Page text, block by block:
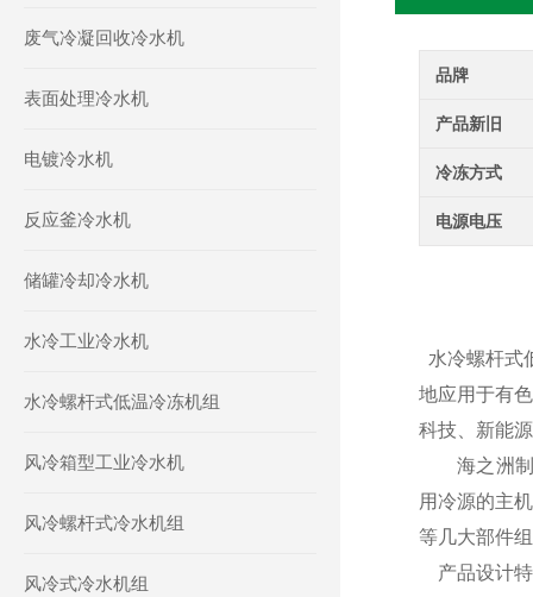
废气冷凝回收冷水机
表面处理冷水机
电镀冷水机
反应釜冷水机
储罐冷却冷水机
水冷工业冷水机
水冷螺杆式低温冷冻机组
风冷箱型工业冷水机
风冷螺杆式冷水机组
风冷式冷水机组
品牌
产品新旧
冷冻方式
电源电压
水冷螺杆式
地应用于有
科技、新能
海之洲制
用冷源的主
等几大部件
产品设计